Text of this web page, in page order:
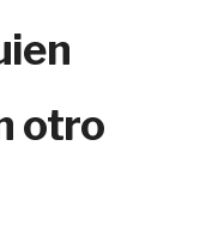
otro